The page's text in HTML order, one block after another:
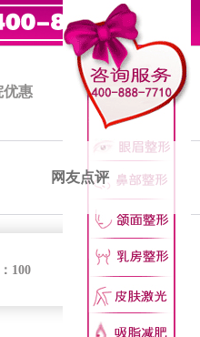
优惠 医院价格
网友点评
100